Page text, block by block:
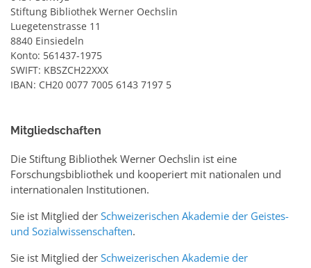
Stiftung Bibliothek Werner Oechslin
Luegetenstrasse 11
8840 Einsiedeln
Konto: 561437-1975
SWIFT: KBSZCH22XXX
IBAN: CH20 0077 7005 6143 7197 5
Mitgliedschaften
Die Stiftung Bibliothek Werner Oechslin ist eine
Forschungsbibliothek und kooperiert mit nationalen und
internationalen Institutionen.
Sie ist Mitglied der Schweizerischen Akademie der Geistes-
und Sozialwissenschaften.
Sie ist Mitglied der Schweizerischen Akademie der